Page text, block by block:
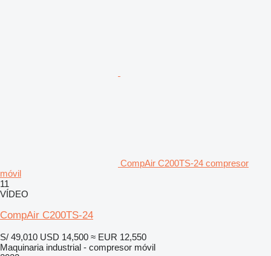
CompAir C200TS-24 compresor
móvil
11
VÍDEO
CompAir C200TS-24
S/ 49,010 USD 14,500 ≈ EUR 12,550
Maquinaria industrial - compresor móvil